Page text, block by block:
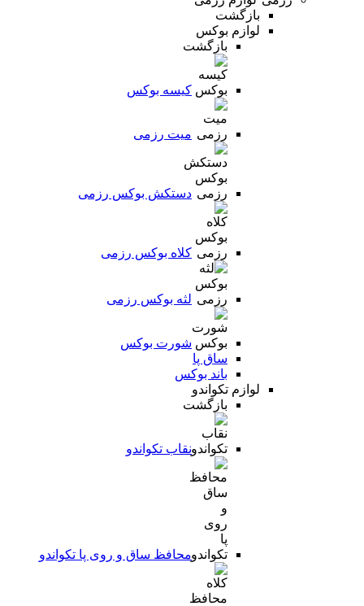
بازگشت
لوازم بوکس
بازگشت
کیسه بوکس
میت رزمی
دستکش بوکس رزمی
کلاه بوکس رزمی
لثه بوکس رزمی
شورت بوکس
ساق پا
باند بوکس
لوازم تکواندو
بازگشت
نقاب تکواندو
محافظ ساق و روی پا تکواندو